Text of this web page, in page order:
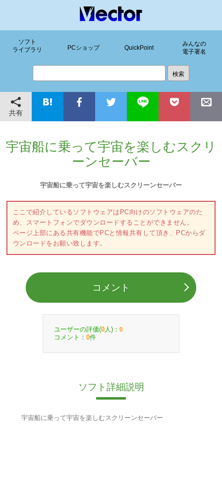
ソフト
ライブラリ
PCショップ QuickPoint
みんなの
電子署名
共有
宇宙船に乗って宇宙を楽しむスクリ
ーンセーバー
宇宙船に乗って宇宙を楽しむスクリーンセーバー
ここで紹介しているソフトウェアはPC向けのソフトウェアのた
め、スマートフォンでダウンロードすることができません。
ページ上部にある共有機能でPCと情報共有して頂き、PCからダ
ウンロードをお願い致します。
コメント
ユーザーの評価(0 人)： 0
コメント： 0件
ソフト詳細説明
宇宙船に乗って宇宙を楽しむスクリーンセーバー